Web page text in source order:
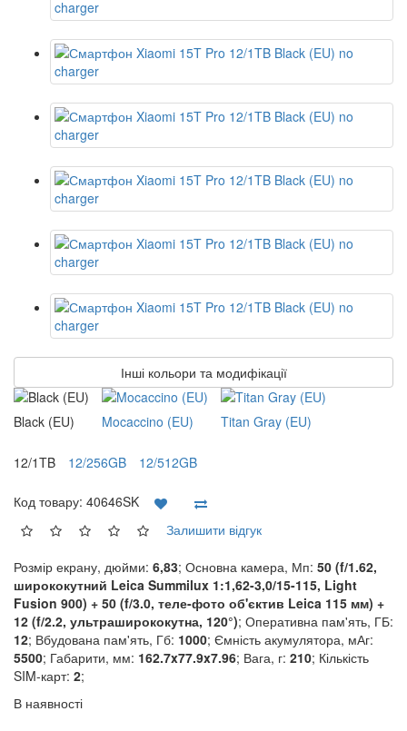
Інші кольори та модифікації
Black (EU) Mocaccino (EU) Titan Gray (EU)
12/1TB 12/256GB 12/512GB
Код товару: 40646SK
Залишити відгук
Розмір екрану, дюйми: 6,83; Основна камера, Мп: 50 (f/1.62,
ширококутний Leica Summilux 1:1,62-3,0/15-115, Light
Fusion 900) + 50 (f/3.0, теле-фото об'єктив Leica 115 мм) +
12 (f/2.2, ультраширококутна, 120°); Оперативна пам'ять, ГБ:
12; Вбудована пам'ять, Гб: 1000; Ємність акумулятора, мАг:
5500; Габарити, мм: 162.7x77.9x7.96; Вага, г: 210; Кількість
SIM-карт: 2;
В наявності